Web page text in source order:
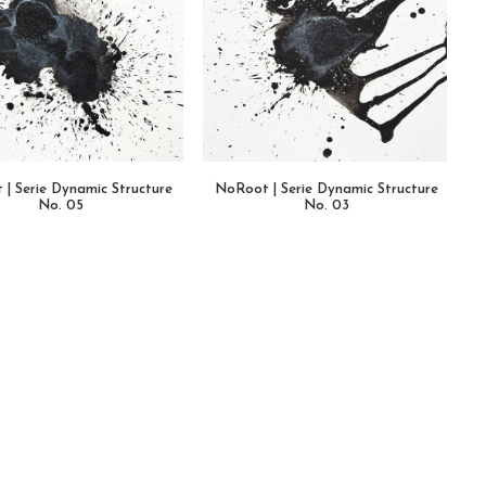
WEITERLESEN
| Serie Dynamic Structure
No. 05
WEITERLESEN
NoRoot | Serie Dynamic Structure
No. 03